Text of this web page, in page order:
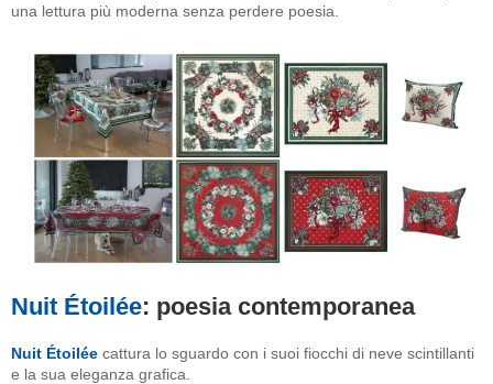
una lettura più moderna senza perdere poesia.
Nuit Étoilée: poesia contemporanea
Nuit Étoilée cattura lo sguardo con i suoi fiocchi di neve scintillanti
e la sua eleganza grafica.